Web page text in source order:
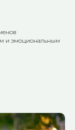
и эмоциональным